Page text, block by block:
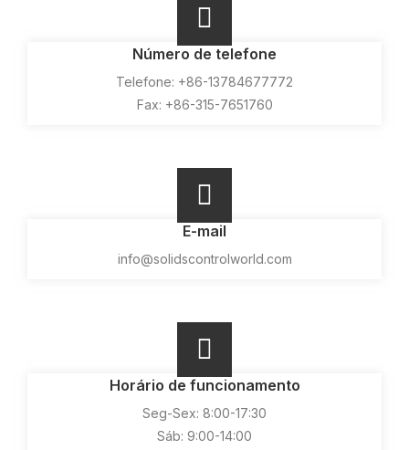
Número de telefone
Telefone: +86-13784677772
Fax: +86-315-7651760
E-mail
info@solidscontrolworld.com
Horário de funcionamento
Seg-Sex: 8:00-17:30
Sáb: 9:00-14:00